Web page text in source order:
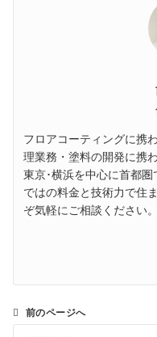
フロアコーティングに携
理業務・塗料の開発に携
東京･横浜を中心に首都
ではの料金と技術力で住
ぞ気軽にご相談ください。
前のページへ